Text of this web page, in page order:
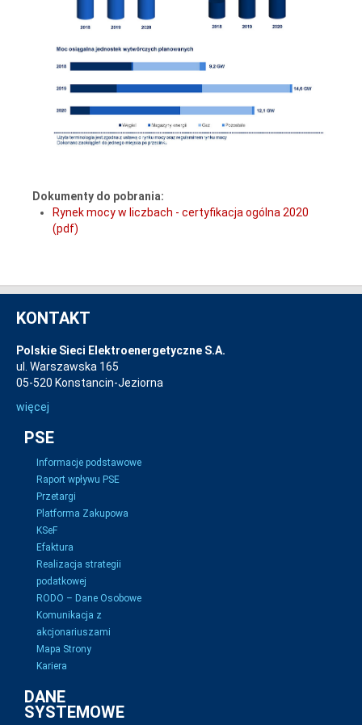
Dokumenty do pobrania:
Rynek mocy w liczbach - certyfikacja ogólna 2020
(pdf)
KONTAKT
Polskie Sieci Elektroenergetyczne S.A.
ul. Warszawska 165
05-520 Konstancin-Jeziorna
więcej
PSE
Informacje podstawowe
Raport wpływu PSE
Przetargi
Platforma Zakupowa
KSeF
Efaktura
Realizacja strategii
podatkowej
RODO – Dane Osobowe
Komunikacja z
akcjonariuszami
Mapa Strony
Kariera
DANE
SYSTEMOWE